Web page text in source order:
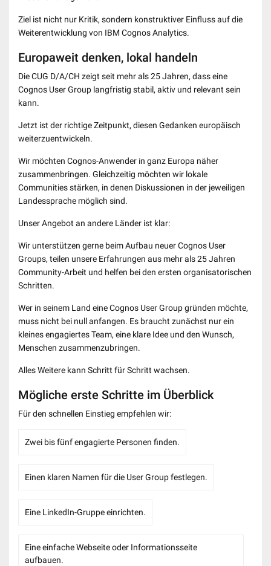
Ziel ist nicht nur Kritik, sondern konstruktiver Einfluss auf die
Weiterentwicklung von IBM Cognos Analytics.
Europaweit denken, lokal handeln
Die CUG D/A/CH zeigt seit mehr als 25 Jahren, dass eine
Cognos User Group langfristig stabil, aktiv und relevant sein
kann.
Jetzt ist der richtige Zeitpunkt, diesen Gedanken europäisch
weiterzuentwickeln.
Wir möchten Cognos-Anwender in ganz Europa näher
zusammenbringen. Gleichzeitig möchten wir lokale
Communities stärken, in denen Diskussionen in der jeweiligen
Landessprache möglich sind.
Unser Angebot an andere Länder ist klar:
Wir unterstützen gerne beim Aufbau neuer Cognos User
Groups, teilen unsere Erfahrungen aus mehr als 25 Jahren
Community-Arbeit und helfen bei den ersten organisatorischen
Schritten.
Wer in seinem Land eine Cognos User Group gründen möchte,
muss nicht bei null anfangen. Es braucht zunächst nur ein
kleines engagiertes Team, eine klare Idee und den Wunsch,
Menschen zusammenzubringen.
Alles Weitere kann Schritt für Schritt wachsen.
Mögliche erste Schritte im Überblick
Für den schnellen Einstieg empfehlen wir:
Zwei bis fünf engagierte Personen finden.
Einen klaren Namen für die User Group festlegen.
Eine LinkedIn-Gruppe einrichten.
Eine einfache Webseite oder Informationsseite
aufbauen.